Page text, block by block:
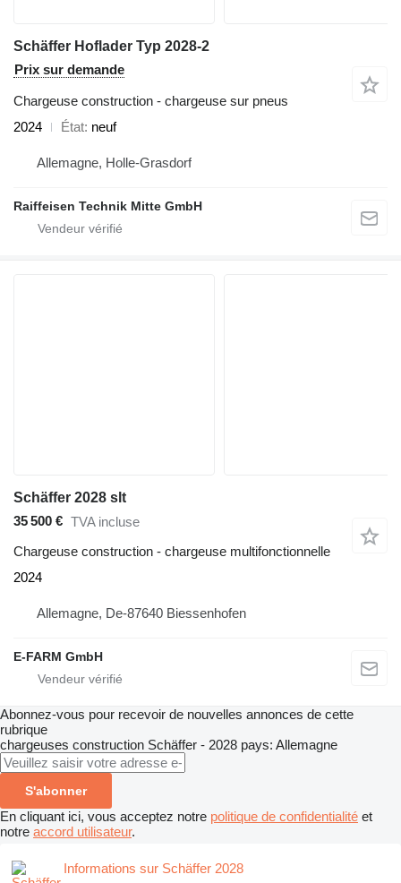
Schäffer Hoflader Typ 2028-2
Prix sur demande
Chargeuse construction - chargeuse sur pneus
2024
État neuf
Allemagne, Holle-Grasdorf
Raiffeisen Technik Mitte GmbH
Schäffer 2028 slt
35 500 € TVA incluse
Chargeuse construction - chargeuse multifonctionnelle
2024
Allemagne, De-87640 Biessenhofen
E-FARM GmbH
Abonnez-vous pour recevoir de nouvelles annonces de cette
rubrique
chargeuses construction Schäffer - 2028 pays: Allemagne
S'abonner
En cliquant ici, vous acceptez notre politique de confidentialité et
notre accord utilisateur.
Informations sur Schäffer 2028